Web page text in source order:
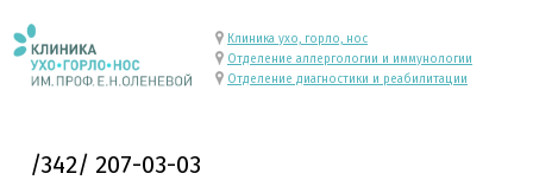
/342/ 207-03-03
Клиника ухо, горло, нос
Отделение аллергологии и иммунологии
Отделение диагностики и реабилитации